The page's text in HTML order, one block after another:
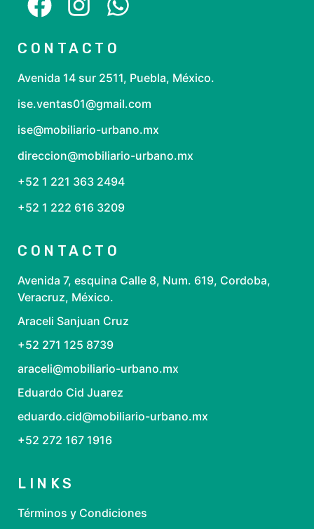
CONTACTO
Avenida 14 sur 2511, Puebla, México.
ise.ventas01@gmail.com
ise@mobiliario-urbano.mx
direccion@mobiliario-urbano.mx
+52 1 221 363 2494
+52 1 222 616 3209
CONTACTO
Avenida 7, esquina Calle 8, Num. 619, Cordoba,
Veracruz, México.
Araceli Sanjuan Cruz
+52 271 125 8739
araceli@mobiliario-urbano.mx
Eduardo Cid Juarez
eduardo.cid@mobiliario-urbano.mx
+52 272 167 1916
LINKS
Términos y Condiciones